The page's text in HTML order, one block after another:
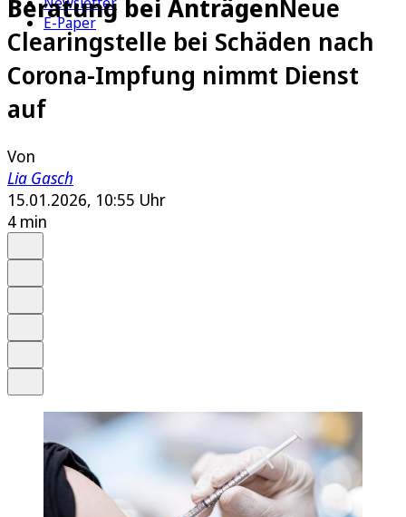
E-Paper
Beratung bei AnträgenNeue
Clearingstelle bei Schäden nach
Corona-Impfung nimmt Dienst
auf
Von
Lia Gasch
15.01.2026, 10:55 Uhr
4 min